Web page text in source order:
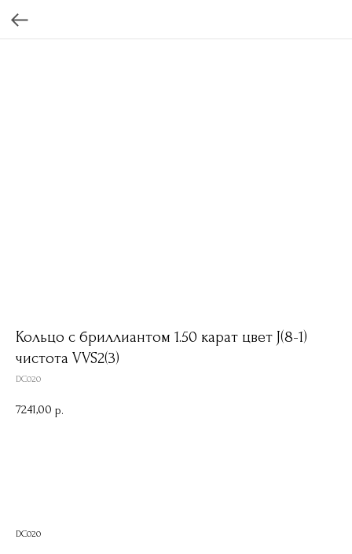
Кольцо с бриллиантом 1.50 карат цвет J(8-1)
чистота VVS2(3)
DC020
7241,00 р.
DC020